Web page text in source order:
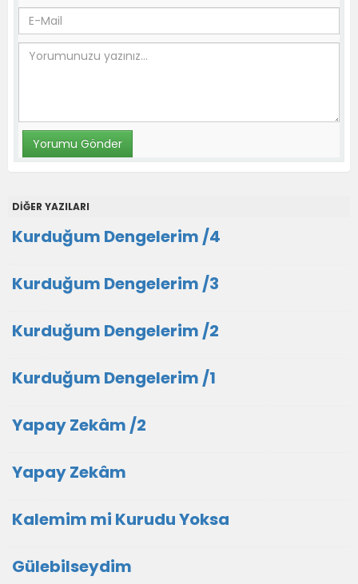
DİĞER YAZILARI
Kurduğum Dengelerim /4
Kurduğum Dengelerim /3
Kurduğum Dengelerim /2
Kurduğum Dengelerim /1
Yapay Zekâm /2
Yapay Zekâm
Kalemim mi Kurudu Yoksa
Gülebilseydim